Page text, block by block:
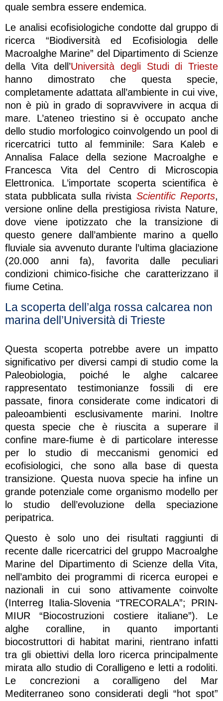
quale sembra essere endemica.
Le analisi ecofisiologiche condotte dal gruppo di
ricerca “Biodiversità ed Ecofisiologia delle
Macroalghe Marine” del Dipartimento di Scienze
della Vita dell’Università degli Studi di Trieste
hanno dimostrato che questa specie,
completamente adattata all’ambiente in cui vive,
non è più in grado di sopravvivere in acqua di
mare. L’ateneo triestino si è occupato anche
dello studio morfologico coinvolgendo un pool di
ricercatrici tutto al femminile: Sara Kaleb e
Annalisa Falace della sezione Macroalghe e
Francesca Vita del Centro di Microscopia
Elettronica. L’importate scoperta scientifica è
stata pubblicata sulla rivista Scientific Reports,
versione online della prestigiosa rivista Nature,
dove viene ipotizzato che la transizione di
questo genere dall’ambiente marino a quello
fluviale sia avvenuto durante l’ultima glaciazione
(20.000 anni fa), favorita dalle peculiari
condizioni chimico-fisiche che caratterizzano il
fiume Cetina.
La scoperta dell’alga rossa calcarea non
marina dell’Università di Trieste
Questa scoperta potrebbe avere un impatto
significativo per diversi campi di studio come la
Paleobiologia, poiché le alghe calcaree
rappresentato testimonianze fossili di ere
passate, finora considerate come indicatori di
paleoambienti esclusivamente marini. Inoltre
questa specie che è riuscita a superare il
confine mare-fiume è di particolare interesse
per lo studio di meccanismi genomici ed
ecofisiologici, che sono alla base di questa
transizione. Questa nuova specie ha infine un
grande potenziale come organismo modello per
lo studio dell’evoluzione della speciazione
peripatrica.
Questo è solo uno dei risultati raggiunti di
recente dalle ricercatrici del gruppo Macroalghe
Marine del Dipartimento di Scienze della Vita,
nell’ambito dei programmi di ricerca europei e
nazionali in cui sono attivamente coinvolte
(Interreg Italia-Slovenia “TRECORALA”; PRIN-
MIUR “Biocostruzioni costiere italiane”). Le
alghe coralline, in quanto importanti
biocostruttori di habitat marini, rientrano infatti
tra gli obiettivi della loro ricerca principalmente
mirata allo studio di Coralligeno e letti a rodoliti.
Le concrezioni a coralligeno del Mar
Mediterraneo sono considerati degli “hot spot”